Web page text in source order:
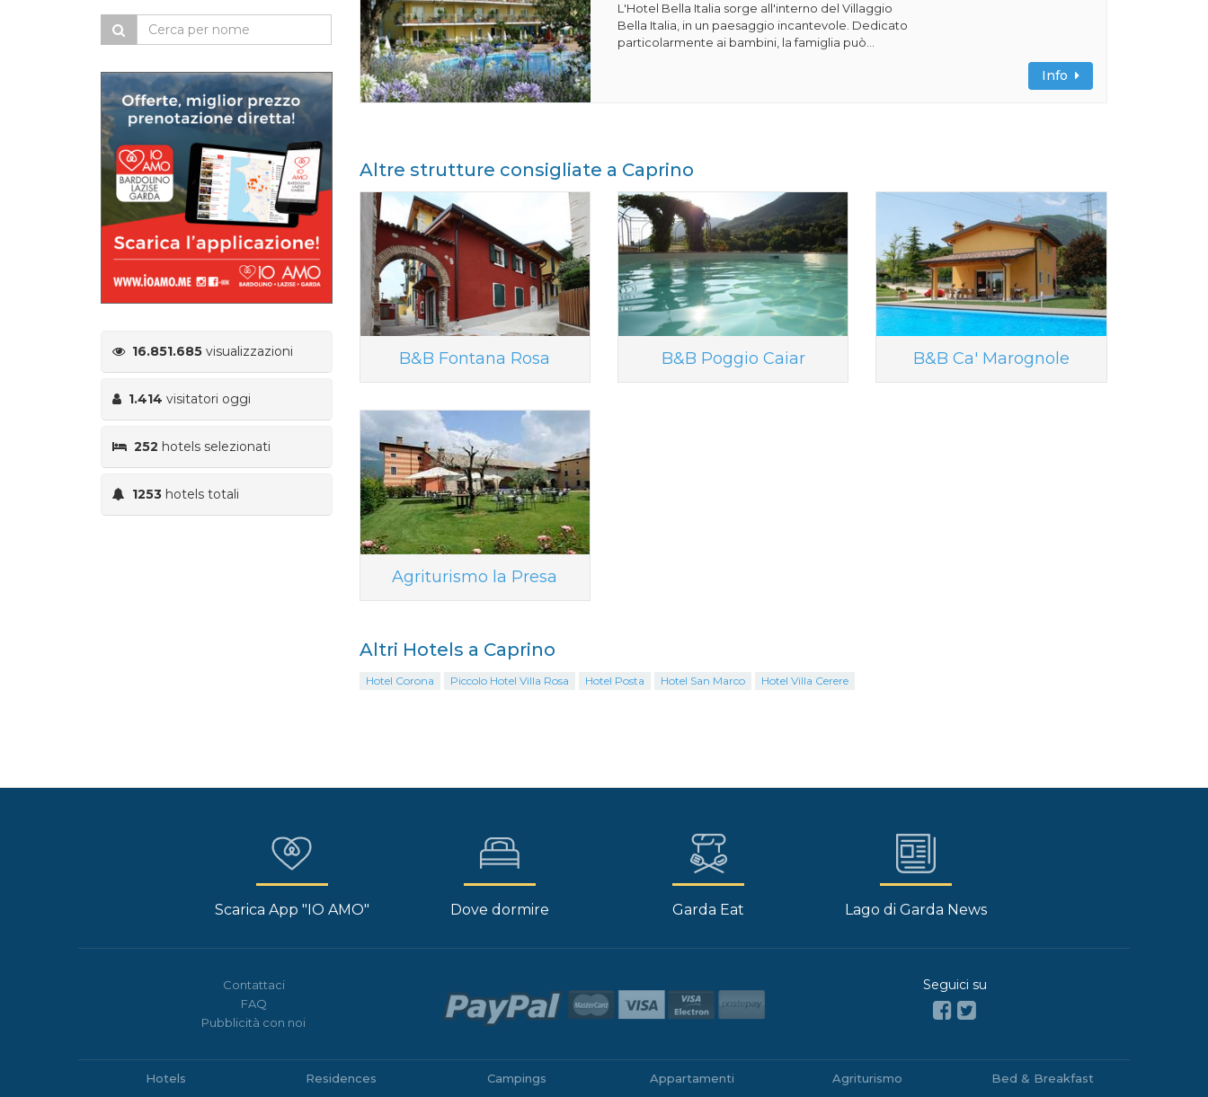
16.851.685 visualizzazioni
1.414 visitatori oggi
252 hotels selezionati
1253 hotels totali
L'Hotel Bella Italia sorge all'interno del Villaggio
Bella Italia, in un paesaggio incantevole. Dedicato
particolarmente ai bambini, la famiglia può...
Info
Altre strutture consigliate a Caprino
B&B Fontana Rosa B&B Poggio Caiar B&B Ca' Marognole
Agriturismo la Presa
Altri Hotels a Caprino
Hotel Corona Piccolo Hotel Villa Rosa Hotel Posta Hotel San Marco Hotel Villa Cerere
Scarica App "IO AMO" Dove dormire Garda Eat Lago di Garda News
Contattaci
FAQ
Pubblicità con noi
Seguici su
Hotels Residences Campings Appartamenti Agriturismo Bed & Breakfast